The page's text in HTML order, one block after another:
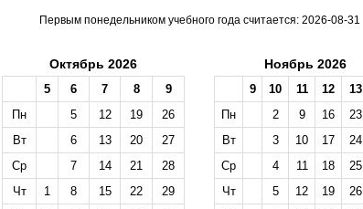
Первым понедельником учебного года считается: 2026-08-31
Октябрь 2026
5 6 7 8
9
Пн
5 12 19
26
Вт
6 13 20
27
Ср
7 14 21
28
Чт
1 8 15 22
29
Ноябрь 2026
9 10 11 12 13
Пн
2 9 16 23
Вт
3 10 17
24
Ср
4 11 18
25
Чт
5 12 19
26